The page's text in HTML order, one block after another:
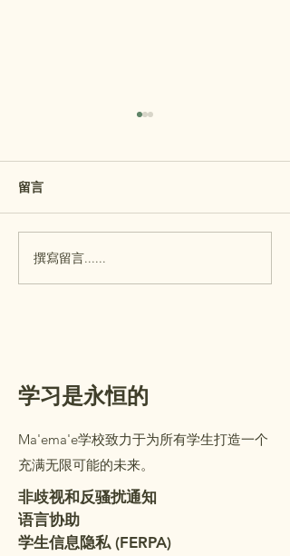
（Open House）将于本周三
（7月29日）举行。 开放日主
夹，里面装有重要的信息和需
要填写审查的表格。请查看以
的到来！ 教室安排： 教室分
配名单已张贴在学校办公室门
外。（办公室开放时间：
留言
撰寫留言......
学习是永恒的
Ma'ema'e学校致力于为所有学生打造一个
充满无限可能的未来。
非歧视和反骚扰通知
语言协助
学生信息隐私 (FERPA)